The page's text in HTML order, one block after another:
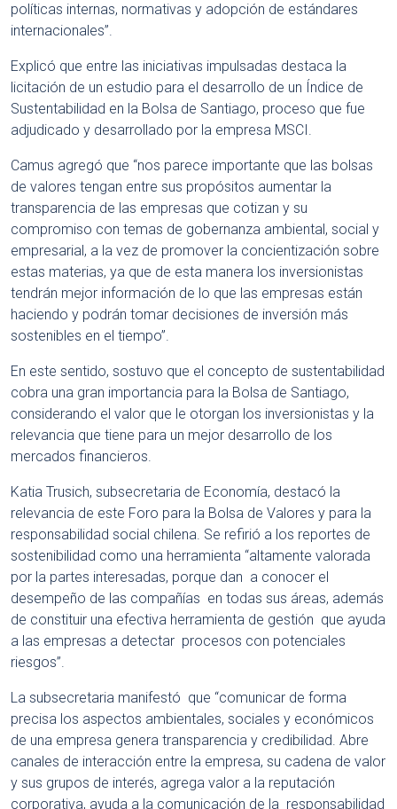
políticas internas, normativas y adopción de estándares
internacionales”.
Explicó que entre las iniciativas impulsadas destaca la
licitación de un estudio para el desarrollo de un Índice de
Sustentabilidad en la Bolsa de Santiago, proceso que fue
adjudicado y desarrollado por la empresa MSCI.
Camus agregó que “nos parece importante que las bolsas
de valores tengan entre sus propósitos aumentar la
transparencia de las empresas que cotizan y su
compromiso con temas de gobernanza ambiental, social y
empresarial, a la vez de promover la concientización sobre
estas materias, ya que de esta manera los inversionistas
tendrán mejor información de lo que las empresas están
haciendo y podrán tomar decisiones de inversión más
sostenibles en el tiempo”.
En este sentido, sostuvo que el concepto de sustentabilidad
cobra una gran importancia para la Bolsa de Santiago,
considerando el valor que le otorgan los inversionistas y la
relevancia que tiene para un mejor desarrollo de los
mercados financieros.
Katia Trusich, subsecretaria de Economía, destacó la
relevancia de este Foro para la Bolsa de Valores y para la
responsabilidad social chilena. Se refirió a los reportes de
sostenibilidad como una herramienta “altamente valorada
por la partes interesadas, porque dan a conocer el
desempeño de las compañías en todas sus áreas, además
de constituir una efectiva herramienta de gestión que ayuda
a las empresas a detectar procesos con potenciales
riesgos”.
La subsecretaria manifestó que “comunicar de forma
precisa los aspectos ambientales, sociales y económicos
de una empresa genera transparencia y credibilidad. Abre
canales de interacción entre la empresa, su cadena de valor
y sus grupos de interés, agrega valor a la reputación
corporativa, ayuda a la comunicación de la responsabilidad